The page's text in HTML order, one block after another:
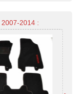
2014 :